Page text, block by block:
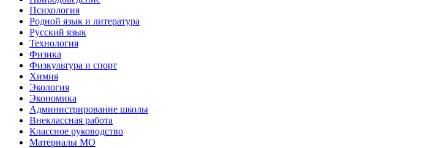
Психология
Родной язык и литература
Русский язык
Технология
Физика
Физкультура и спорт
Химия
Экология
Экономика
Администрирование школы
Внеклассная работа
Классное руководство
Материалы МО